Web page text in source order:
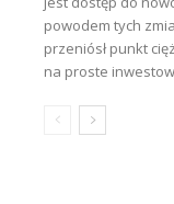
powodem tych
przeniósł punkt
na proste